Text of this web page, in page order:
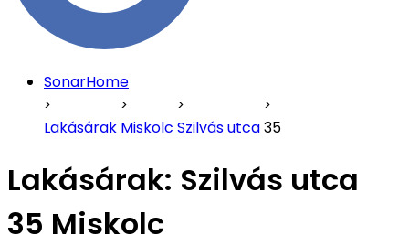
SonarHome
Lakásárak Miskolc Szilvás utca35
Lakásárak: Szilvás utca
35 Miskolc